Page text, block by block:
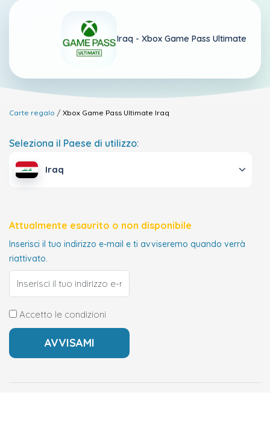
Iraq - Xbox Game Pass Ultimate
Carte regalo Xbox Game Pass Ultimate Iraq
Seleziona il Paese di utilizzo:
Iraq
Attualmente esaurito o non disponibile
Inserisci il tuo indirizzo e-mail e ti avviseremo quando verrà
riattivato.
Accetto le condizioni